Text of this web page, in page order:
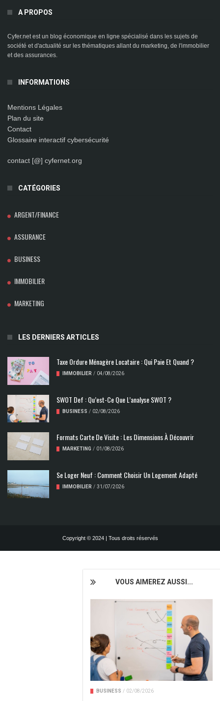
VOUS AIMEREZ AUSSI...
BUSINESS / 02/08/2026
A PROPOS
Cyfer.net est un blog économique en ligne spécialisé dans les sujets de
société et d'actualité sur les thématiques allant du marketing, de l'immobilier
et des assurances.
INFORMATIONS
Mentions Légales
Plan du site
Contact
Glossaire interactif cybersécurité
contact [@] cyfernet.org
CATÉGORIES
ARGENT/FINANCE
ASSURANCE
BUSINESS
IMMOBILIER
MARKETING
LES DERNIERS ARTICLES
Taxe Ordure Ménagère Locataire : Qui Paie Et Quand ?
IMMOBILIER / 04/08/2026
SWOT Def : Qu’est-Ce Que L’analyse SWOT ?
BUSINESS / 02/08/2026
Formats Carte De Visite : Les Dimensions À Découvrir
MARKETING / 01/08/2026
Se Loger Neuf : Comment Choisir Un Logement Adapté
IMMOBILIER / 31/07/2026
Copyright © 2024 | Tous droits réservés